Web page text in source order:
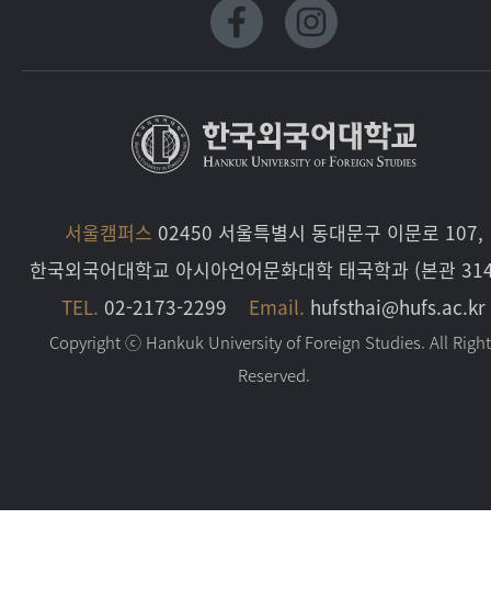
서울캠퍼스 02450 서울특별시 동대문구 이문로 107,
한국외국어대학교 아시아언어문화대학 태국학과 (본관
TEL. 02-2173-2299 Email. hufsthai@hufs.ac.kr
Copyright ⓒ Hankuk University of Foreign Studies. All
Reserved.